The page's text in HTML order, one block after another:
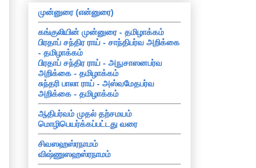
முன்னுரை (என்னுரை)
கங்குலியின் முன்னுரை - தமிழாக்கம்
பிரதாப் சந்திர ராய் - சாந்திபர்வ அறிக்கை
- தமிழாக்கம்
பிரதாப் சந்திர ராய் - அநுசாஸனபர்வ
அறிக்கை - தமிழாக்கம்
சுந்தரி பாலா ராய் - அஸ்வமேதபர்வ
அறிக்கை - தமிழாக்கம்
ஆதிபர்வம் முதல் தற்சமயம்
மொழிபெயர்க்கப்பட்டது வரை
சிவஸஹஸ்ரநாமம்
விஷ்ணுஸஹஸ்ரநாமம்